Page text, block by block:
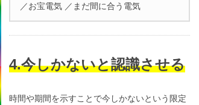
／お宝電気 ／まだ間に合う電気
4.今しかないと認識させる
時間や期間を示すことで今しかないという限定